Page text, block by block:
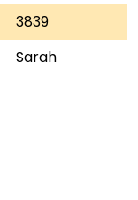
3839
Sarah